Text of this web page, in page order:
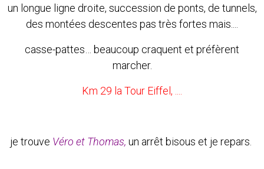
un longue ligne droite, succession de ponts, de tunnels,
des montées descentes pas très fortes mais....
casse-pattes… beaucoup craquent et préfèrent
marcher.
Km 29 la Tour Eiffel, ....
je trouve Véro et Thomas, un arrêt bisous et je repars.